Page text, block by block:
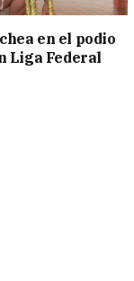
en el podio
Liga Federal